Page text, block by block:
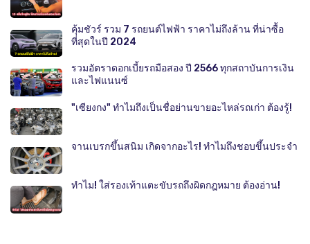
คุ้มชัวร์ รวม 7 รถยนต์ไฟฟ้า ราคาไม่ถึงล้าน ที่น่าซื้อ
ที่สุดในปี 2024
รวมอัตราดอกเบี้ยรถมือสอง ปี 2566 ทุกสถาบันการเงิน
และไฟแนนซ์
"เซียงกง" ทำไมถึงเป็นชื่อย่านขายอะไหล่รถเก่า ต้องรู้!
จานเบรกขึ้นสนิม เกิดจากอะไร! ทำไมถึงชอบขึ้นประจำ
ทำไม! ใส่รองเท้าแตะขับรถถึงผิดกฎหมาย ต้องอ่าน!